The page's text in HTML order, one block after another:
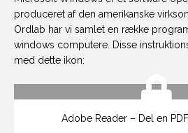
produceret af den amerikanske
Ordlab har vi samlet en række
windows computere. Disse
med dette ikon:
Adobe Reader – Del en